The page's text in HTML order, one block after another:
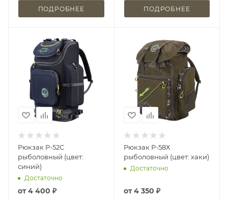
ПОДРОБНЕЕ ПОДРОБНЕЕ
Рюкзак Р-52С
рыболовный (цвет:
синий)
Достаточно
от4 400 ₽
Рюкзак Р-58Х
рыболовный (цвет: хаки)
Достаточно
от4 350 ₽